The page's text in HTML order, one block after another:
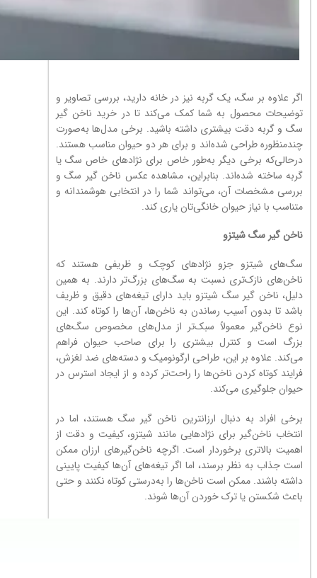
اگر علاوه بر سگ، یک گربه نیز در خانه دارید، بررسی تصاویر و
توضیحات محصول به شما کمک می‌کند تا در خرید ناخن گیر
سگ و گربه دقت بیشتری داشته باشید. برخی مدل‌ها به‌صورت
چندمنظوره طراحی شده‌اند و برای هر دو حیوان مناسب هستند.
درحالی‌که برخی دیگر به‌طور خاص برای نژادهای خاص سگ یا
گربه ساخته شده‌اند. بنابراین، مشاهده عکس ناخن گیر سگ و
بررسی مشخصات آن، می‌تواند شما را در انتخابی هوشمندانه و
متناسب با نیاز حیوان خانگی‌تان یاری کند.
ناخن گیر سگ شیتزو
سگ‌های شیتزو جزو نژادهای کوچک و ظریفی هستند که
ناخن‌های نازک‌تری نسبت به سگ‌های بزرگ‌تر دارند. به همین
دلیل، ناخن گیر سگ شیتزو باید دارای تیغه‌های دقیق و ظریف
باشد تا بدون آسیب رساندن به ناخن‌ها، آن‌ها را کوتاه کند. این
نوع ناخن‌گیر معمولاً سبک‌تر از مدل‌های مخصوص سگ‌های
بزرگ است و کنترل بیشتری را برای صاحب حیوان فراهم
می‌کند. علاوه بر این، طراحی ارگونومیک و دسته‌های ضد لغزش،
فرایند کوتاه کردن ناخن‌ها را راحت‌تر کرده و از ایجاد استرس در
حیوان جلوگیری می‌کند.
برخی افراد به دنبال ارزانترین ناخن گیر سگ هستند، اما در
انتخاب ناخن‌گیر برای نژادهایی مانند شیتزو، کیفیت و دقت از
اهمیت بالاتری برخوردار است. اگرچه ناخن‌گیرهای ارزان ممکن
است جذاب به نظر برسند، اما اگر تیغه‌های آن‌ها کیفیت پایینی
داشته باشند. ممکن است ناخن‌ها را به‌درستی کوتاه نکنند و حتی
باعث شکستن یا ترک خوردن آن‌ها شوند.